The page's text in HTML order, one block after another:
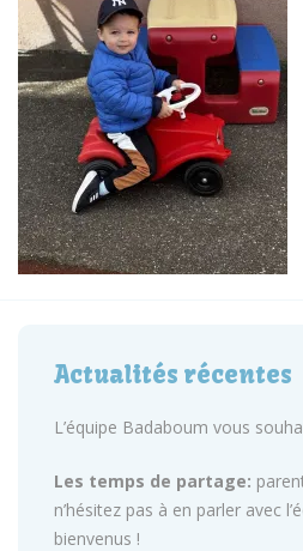
Actualités récentes
L’équipe Badaboum vous
Les temps de partage:
n’hésitez pas à en parler avec
bienvenus !